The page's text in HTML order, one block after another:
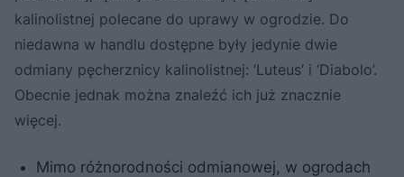
kalinolistnej polecane do uprawy w ogrodzie. Do
niedawna w handlu dostępne były jedynie dwie
odmiany pęcherznicy kalinolistnej: ‘Luteus’ i ‘Diabolo’.
Obecnie jednak można znaleźć ich już znacznie
więcej.
Mimo różnorodności odmianowej, w ogrodach